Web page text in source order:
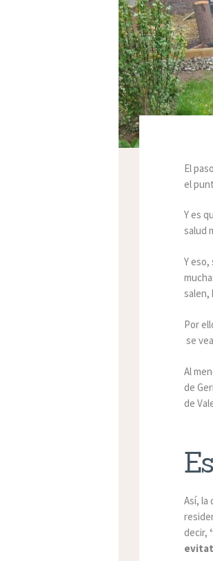
El
el
Y es
salud
Y
salen,
Por
se
Al
de
de
Así, la
decir,